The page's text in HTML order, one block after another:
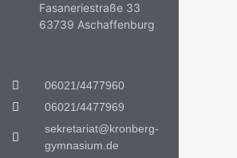
Fasaneriestraße 33
63739 Aschaffenburg
06021/4477960
06021/4477969
sekretariat@kronberg-
gymnasium.de